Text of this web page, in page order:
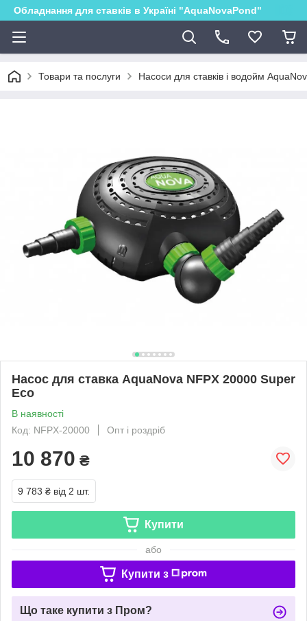
Обладнання для ставків в Україні "AquaNovaPond"
Товари та послуги Насоси для ставків і водойм
Насос для ставка AquaNova NFPX 20000 Super
Eco
В наявності
Код: NFPX-20000
Опт і роздріб
10 870 ₴
9 783 ₴ від 2 шт.
Купити
або
Купити з
Що таке купити з Пром?